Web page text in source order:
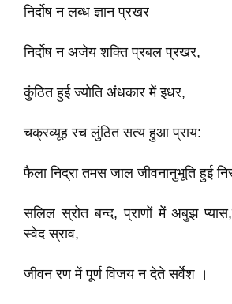
निर्दोष न लब्ध ज्ञान प्रखर
निर्दोष न अजेय शक्ति प्रबल प्रखर,
कुंठित हुई ज्योति अंधकार में इधर,
चक्रव्यूह रच लुंठित सत्य हुआ प्राय:
फैला निद्रा तमस जाल जीवनानुभूति हुई
सलिल स्रोत बन्द, प्राणों में अबुझ
स्वेद स्राव,
जीवन रण में पूर्ण विजय न देते सर्वेश ।